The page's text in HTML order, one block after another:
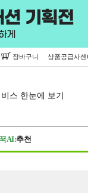
장바구니 상품공급사센
스 한눈에 보기
꾹AI:추천